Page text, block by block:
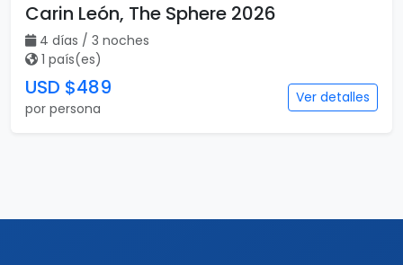
Carin León, The Sphere 2026
4 días / 3 noches
1 país(es)
USD $489
por persona
Ver detalles